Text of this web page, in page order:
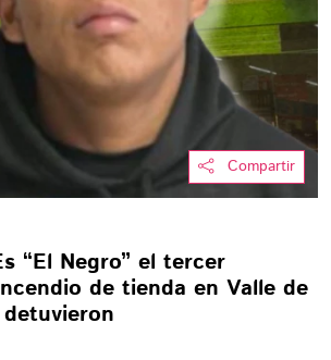
Compartir
“El Negro” el tercer
de tienda en Valle de